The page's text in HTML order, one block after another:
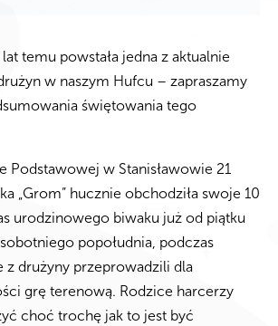
temu powstała jedna z aktualnie
w naszym Hufcu – zapraszamy
świętowania tego
Podstawowej w Stanisławowie 21
„Grom” hucznie obchodziła swoje 10
urodzinowego biwaku już od piątku
popołudnia, podczas
z drużyny przeprowadzili dla
grę terenową. Rodzice harcerzy
choć trochę jak to jest być